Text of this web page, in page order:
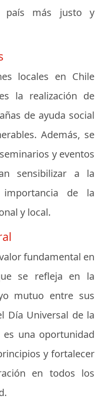
país más justo y
locales en Chile
la realización de
de ayuda social
Además, se
y eventos
sensibilizar a la
de la
y local.
fundamental en
se refleja en la
mutuo entre sus
Día Universal de la
es una oportunidad
y fortalecer
en todos los